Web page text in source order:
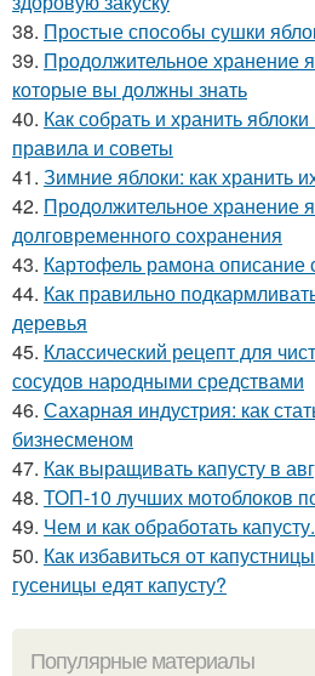
38. Простые способы сушки
39. Продолжительное хранение
которые вы должны знать
40. Как собрать и хранить
правила и советы
41. Зимние яблоки: как хранить
42. Продолжительное хранение
долговременного сохранения
43. Картофель рамона описание
44. Как правильно
деревья
45. Классический рецепт для
сосудов народными средствами
46. Сахарная индустрия: как
бизнесменом
47. Как выращивать капусту в
48. ТОП-10 лучших мотоблоков
49. Чем и как обработать
50. Как избавиться от
гусеницы едят капусту?
Популярные материалы